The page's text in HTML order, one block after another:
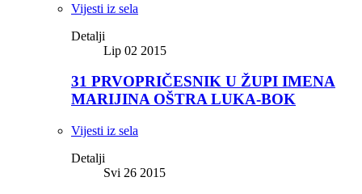
Vijesti iz sela
Detalji
Lip 02 2015
31 PRVOPRIČESNIK U ŽUPI IMENA
MARIJINA OŠTRA LUKA-BOK
Vijesti iz sela
Detalji
Svi 26 2015